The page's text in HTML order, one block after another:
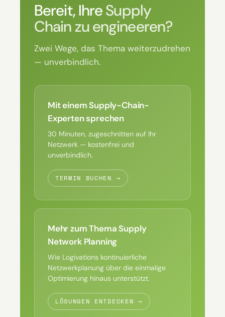
Bereit, IhreSupply
Chain zu engineeren?
Zwei Wege, das Thema weiterzudrehen
— unverbindlich.
Mit einem Supply-Chain-
Experten sprechen
30 Minuten, zugeschnitten auf Ihr
Netzwerk — kostenfrei und
unverbindlich.
TERMIN BUCHEN →
Mehr zum Thema Supply
Network Planning
Wie Logivations kontinuierliche
Netzwerkplanung über die einmalige
Optimierung hinaus unterstützt.
LÖSUNGEN ENTDECKEN →